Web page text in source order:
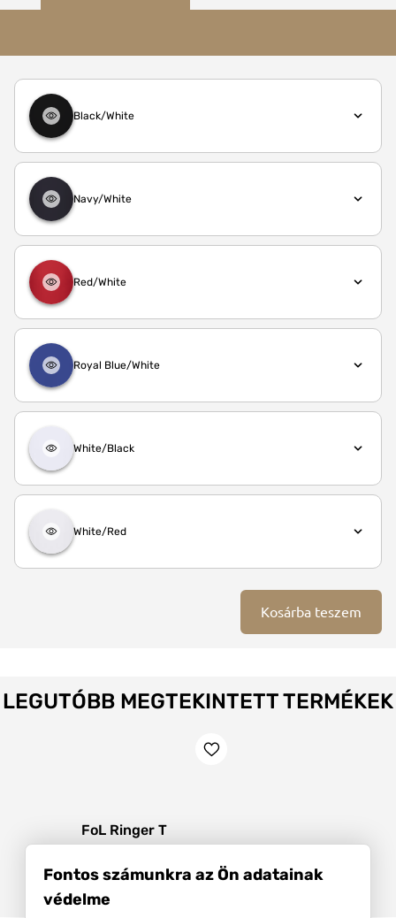
Black/White
Navy/White
Red/White
Royal Blue/White
White/Black
White/Red
Kosárba teszem
LEGUTÓBB MEGTEKINTETT TERMÉKEK
FoL Ringer T
1 490 Ft - 1 840 Ft
Fontos számunkra az Ön adatainak
védelme